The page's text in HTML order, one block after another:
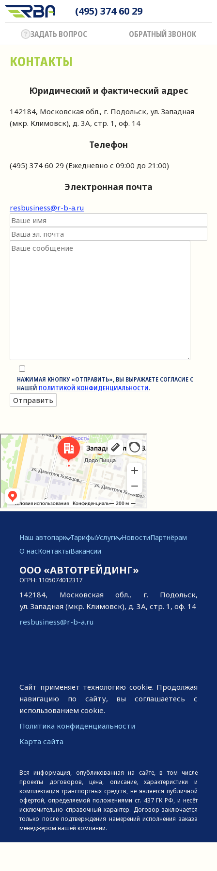
(495) 374 60 29
ЗАДАТЬ ВОПРОС ОБРАТНЫЙ ЗВОНОК
ПАРТНЁРАМ
ВАКАНСИИ
КОНТАКТЫ
Юридический и фактический адрес
142184, Московская обл., г. Подольск, ул. Западная
(мкр. Климовск), д. 3А, стр. 1, оф. 14
Телефон
(495) 374 60 29 (Ежедневно с 09:00 до 21:00)
Электронная почта
resbusiness@r-b-a.ru
НАЖИМАЯ КНОПКУ «ОТПРАВИТЬ», ВЫ ВЫРАЖАЕТЕ СОГЛАСИЕ С
НАШЕЙ ПОЛИТИКОЙ КОНФИДЕНЦИАЛЬНОСТИ.
Наш автопарк ТарифыУслуги НовостиПартнёрам
О насКонтактыВакансии
ООО «АВТОТРЕЙДИНГ»
ОГРН: 1105074012317
142184, Московская обл., г. Подольск,
ул. Западная (мкр. Климовск), д. 3А, стр. 1, оф. 14
resbusiness@r-b-a.ru
Сайт применяет технологию cookie. Продолжая
навигацию по сайту, вы соглашаетесь с
использованием cookie.
Политика конфиденциальности
Карта сайта
Вся информация, опубликованная на сайте, в том числе
проекты договоров, цена, описание, характеристики и
комплектация транспортных средств, не является публичной
офертой, определяемой положениями ст. 437 ГК РФ, и несёт
исключительно справочный характер. Договор заключается
только после подтверждения намерений исполнения заказа
менеджером нашей компании.